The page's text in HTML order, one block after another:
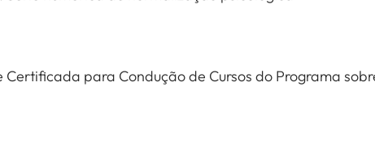
Certificada para Condução de Cursos do Programa